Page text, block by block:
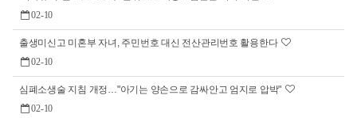
02-10
출생미신고 미혼부 자녀, 주민번호 대신 전산관리번호 활용한다
02-10
심폐소생술 지침 개정…"아기는 양손으로 감싸안고 엄지로 압박"
02-10